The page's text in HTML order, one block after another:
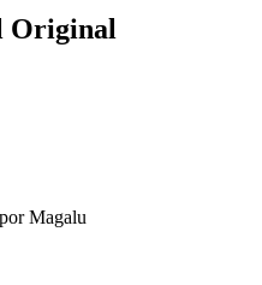
Original
Magalu